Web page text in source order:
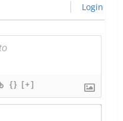
Login
{} [+]